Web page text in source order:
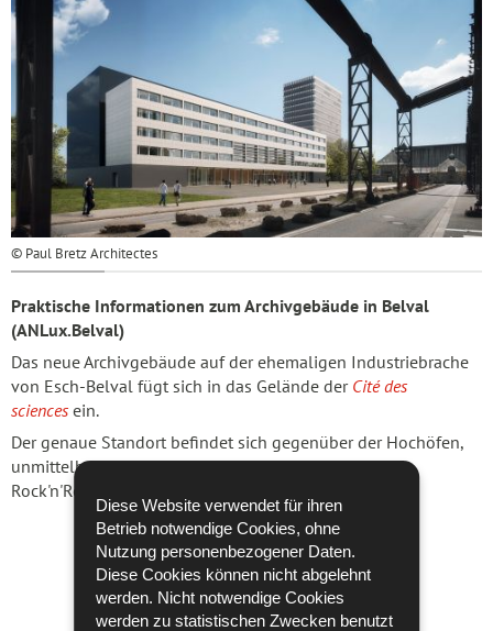
Diese Website verwendet für ihren
Betrieb notwendige Cookies, ohne
Nutzung personenbezogener Daten.
Diese Cookies können nicht abgelehnt
werden. Nicht notwendige Cookies
werden zu statistischen Zwecken benutzt
© Paul Bretz Architectes
Praktische Informationen zum Archivgebäude in Belval
(ANLux.Belval)
Das neue Archivgebäude auf der ehemaligen Industriebrache
von Esch-Belval fügt sich in das Gelände der Cité des
sciences ein.
Der genaue Standort befindet sich gegenüber der Hochöfen,
unmittelbar an der Kreuzung zwischen der Avenue du
Rock'n'Roll und der Avenue des Hauts-Fourneaux.